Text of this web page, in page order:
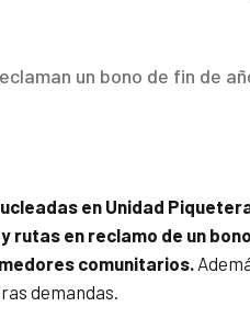
un bono de fin de
en Unidad
en reclamo de un
comunitarios.
demandas.